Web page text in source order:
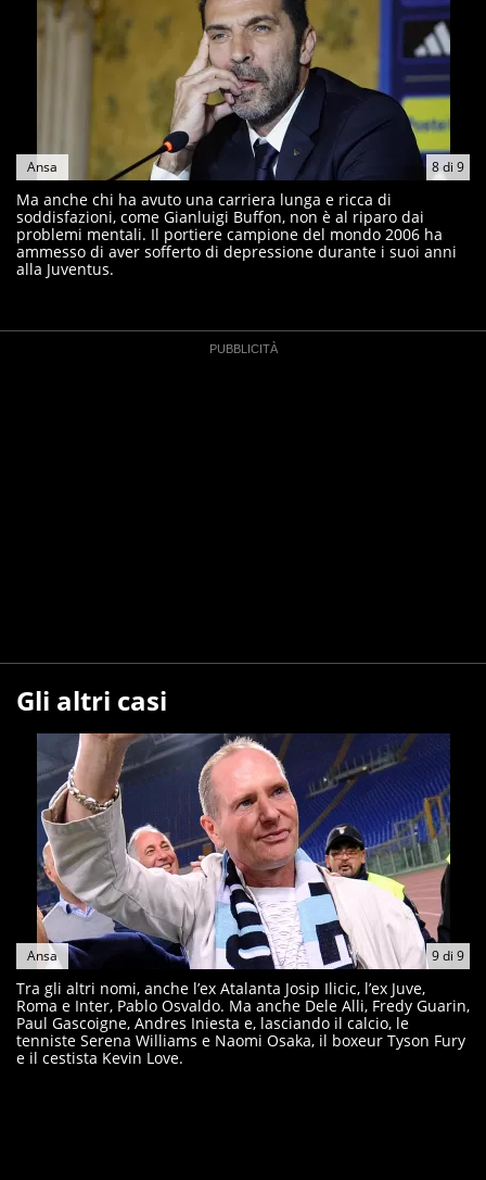
8di 9
Ansa
Ma anche chi ha avuto una carriera lunga e ricca di
soddisfazioni, come Gianluigi Buffon, non è al riparo dai
problemi mentali. Il portiere campione del mondo 2006 ha
ammesso di aver sofferto di depressione durante i suoi anni
alla Juventus.
Gli altri casi
9di 9
Ansa
Tra gli altri nomi, anche l’ex Atalanta Josip Ilicic, l’ex Juve,
Roma e Inter, Pablo Osvaldo. Ma anche Dele Alli, Fredy Guarin,
Paul Gascoigne, Andres Iniesta e, lasciando il calcio, le
tenniste Serena Williams e Naomi Osaka, il boxeur Tyson Fury
e il cestista Kevin Love.